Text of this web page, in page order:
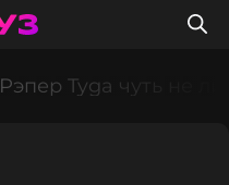
Рэпер Tyga чуть не